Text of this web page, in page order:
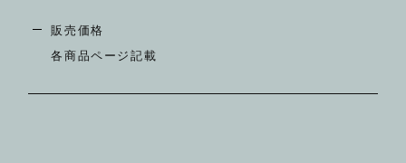
販売価格
各商品ページ記載